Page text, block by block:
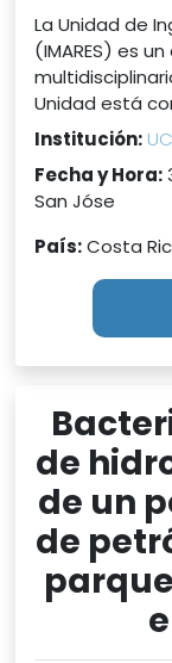
La Unidad de
(IMARES) es
Unidad está
Institución:
Fecha y Hora:
San Jóse
País:Costa
de
de un
de